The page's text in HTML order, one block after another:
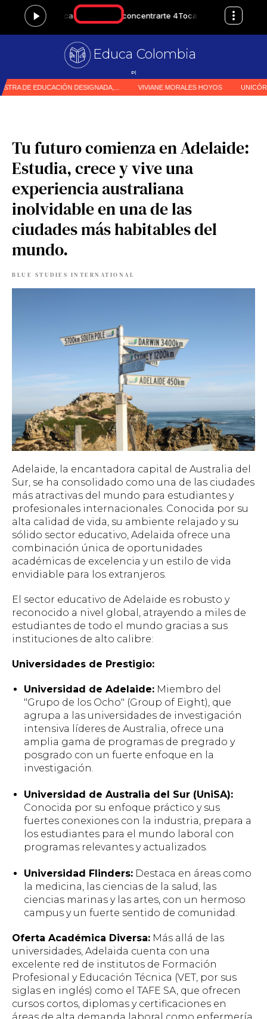
Educa Colombia
Primer medio e
Tu futuro comienza en Adelaide:
Estudia, crece y vive una
experiencia australiana
inolvidable en una de las
ciudades más habitables del
mundo.
BLUE STUDIES INTERNATIONAL
Adelaide, la encantadora capital de Australia del
Sur, se ha consolidado como una de las ciudades
más atractivas del mundo para estudiantes y
profesionales internacionales. Conocida por su
alta calidad de vida, su ambiente relajado y su
sólido sector educativo, Adelaida ofrece una
combinación única de oportunidades
académicas de excelencia y un estilo de vida
envidiable para los extranjeros.
El sector educativo de Adelaide es robusto y
reconocido a nivel global, atrayendo a miles de
estudiantes de todo el mundo gracias a sus
instituciones de alto calibre:
Universidades de Prestigio:
Universidad de Adelaide: Miembro del
"Grupo de los Ocho" (Group of Eight), que
agrupa a las universidades de investigación
intensiva líderes de Australia, ofrece una
amplia gama de programas de pregrado y
posgrado con un fuerte enfoque en la
investigación.
Universidad de Australia del Sur (UniSA):
Conocida por su enfoque práctico y sus
fuertes conexiones con la industria, prepara a
los estudiantes para el mundo laboral con
programas relevantes y actualizados.
Universidad Flinders: Destaca en áreas como
la medicina, las ciencias de la salud, las
ciencias marinas y las artes, con un hermoso
campus y un fuerte sentido de comunidad.
Oferta Académica Diversa: Más allá de las
universidades, Adelaida cuenta con una
excelente red de institutos de Formación
Profesional y Educación Técnica (VET, por sus
siglas en inglés) como el TAFE SA, que ofrecen
cursos cortos, diplomas y certificaciones en